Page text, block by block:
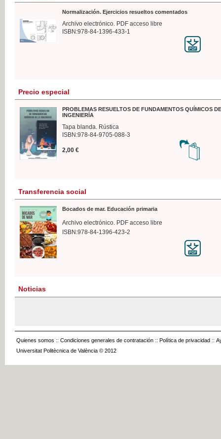
Normalización. Ejercicios resueltos comentados
Archivo electrónico. PDF acceso libre
ISBN:978-84-1396-433-1
Precio especial
PROBLEMAS RESUELTOS DE FUNDAMENTOS QUÍMICOS
INGENIERÍA
Tapa blanda. Rústica
ISBN:978-84-9705-088-3
2,00 €
Transferencia social
Bocados de mar. Educación primaria
Archivo electrónico. PDF acceso libre
ISBN:978-84-1396-423-2
Noticias
Quienes somos :: Condiciones generales de contratación :: Política de privacidad ::
Universitat Politècnica de València © 2012